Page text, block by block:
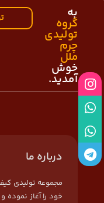
به
گروه
تولیدی
چرم
ملل
خوش
آمدید.
درباره ما
خود را آغاز نموده